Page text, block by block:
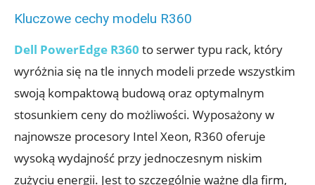
Kluczowe cechy modelu R360
Dell PowerEdge R360 to serwer typu rack, który
wyróżnia się na tle innych modeli przede wszystkim
swoją kompaktową budową oraz optymalnym
stosunkiem ceny do możliwości. Wyposażony w
najnowsze procesory Intel Xeon, R360 oferuje
wysoką wydajność przy jednoczesnym niskim
zużyciu energii. Jest to szczególnie ważne dla firm,